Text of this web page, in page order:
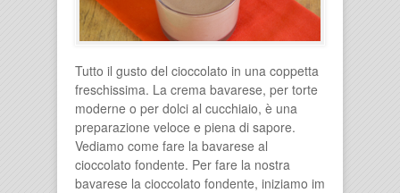
Tutto il gusto del cioccolato in una coppetta
freschissima. La crema bavarese, per torte
moderne o per dolci al cucchiaio, è una
preparazione veloce e piena di sapore.
Vediamo come fare la bavarese al
cioccolato fondente. Per fare la nostra
bavarese la cioccolato fondente, iniziamo im